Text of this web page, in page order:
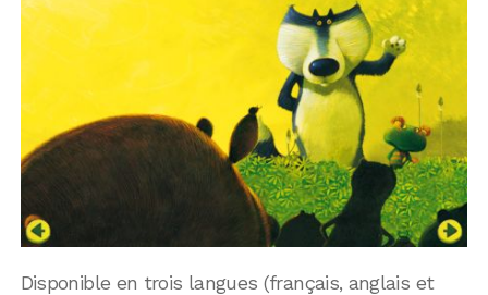
Disponible en trois langues (français, anglais et